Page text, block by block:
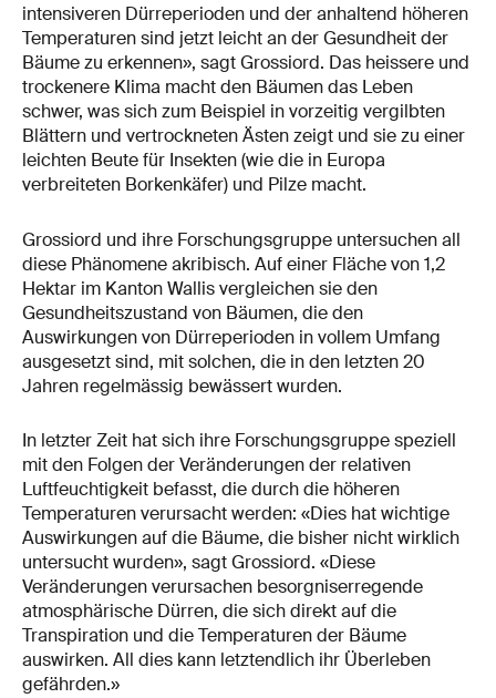
intensiveren Dürreperioden und der anhaltend höheren
Temperaturen sind jetzt leicht an der Gesundheit der
Bäume zu erkennen», sagt Grossiord. Das heissere und
trockenere Klima macht den Bäumen das Leben
schwer, was sich zum Beispiel in vorzeitig vergilbten
Blättern und vertrockneten Ästen zeigt und sie zu einer
leichten Beute für Insekten (wie die in Europa
verbreiteten Borkenkäfer) und Pilze macht.
Grossiord und ihre Forschungsgruppe untersuchen all
diese Phänomene akribisch. Auf einer Fläche von 1,2
Hektar im Kanton Wallis vergleichen sie den
Gesundheitszustand von Bäumen, die den
Auswirkungen von Dürreperioden in vollem Umfang
ausgesetzt sind, mit solchen, die in den letzten 20
Jahren regelmässig bewässert wurden.
In letzter Zeit hat sich ihre Forschungsgruppe speziell
mit den Folgen der Veränderungen der relativen
Luftfeuchtigkeit befasst, die durch die höheren
Temperaturen verursacht werden: «Dies hat wichtige
Auswirkungen auf die Bäume, die bisher nicht wirklich
untersucht wurden», sagt Grossiord. «Diese
Veränderungen verursachen besorgniserregende
atmosphärische Dürren, die sich direkt auf die
Transpiration und die Temperaturen der Bäume
auswirken. All dies kann letztendlich ihr Überleben
gefährden.»